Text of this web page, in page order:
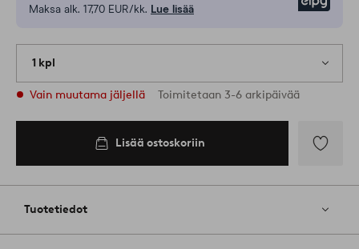
Maksa alk. 17,70 EUR/kk. Lue lisää
1 kpl
Vain muutama jäljellä Toimitetaan 3-6 arkipäivää
Lisää ostoskoriin
Tuotetiedot